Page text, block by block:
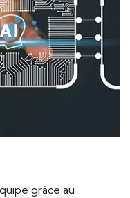
grâce au